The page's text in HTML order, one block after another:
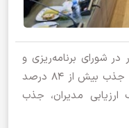
در شورای برنامه‌ریزی و
توسعه استان گفت: خراسان جنوبی با جذب بیش از ۸۴ درصد
ارزیابی مدیران، جذب